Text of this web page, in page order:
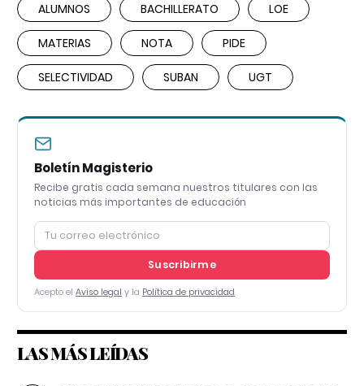
ALUMNOS BACHILLERATO LOE
MATERIAS NOTA PIDE
SELECTIVIDAD SUBAN UGT
Boletín Magisterio
Recibe gratis cada semana nuestros titulares con las
noticias más importantes de educación
Suscribirme
Acepto el Aviso legal y la Política de privacidad
LAS MÁS LEÍDAS